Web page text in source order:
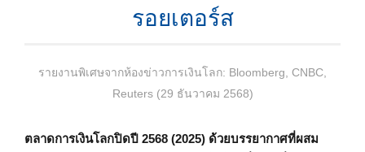
รอยเตอร์ส
รายงานพิเศษจากห้องข่าวการเงินโลก: Bloomberg, CNBC,
Reuters (29 ธันวาคม 2568)
ตลาดการเงินโลกปิดปี 2568 (2025) ด้วยบรรยากาศที่ผสม